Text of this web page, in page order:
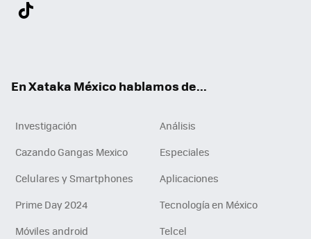
En Xataka México hablamos de...
Investigación
Análisis
Cazando Gangas Mexico
Especiales
Celulares y Smartphones
Aplicaciones
Prime Day 2024
Tecnología en México
Móviles android
Telcel